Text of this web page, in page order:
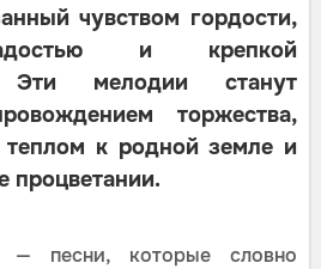
чувством гордости,
и крепкой
Эти мелодии станут
торжества,
теплом к родной земле и
процветании.
песни, которые словно